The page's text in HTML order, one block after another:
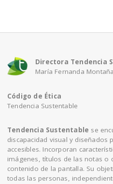
Directora Tendencia
María Fernanda Montaña
Código de Ética
Tendencia Sustentable
Tendencia Sustentable se
discapacidad visual y diseñados
accesibles. Incorporan
imágenes, títulos de las notas o
contenido de la pantalla. Su
todas las personas,